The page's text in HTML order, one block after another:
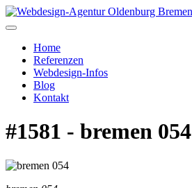
Home
Referenzen
Webdesign-Infos
Blog
Kontakt
#1581 - bremen 054